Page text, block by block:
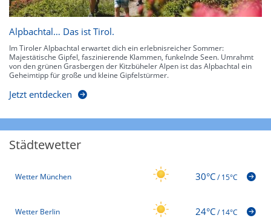
Alpbachtal… Das ist Tirol.
Im Tiroler Alpbachtal erwartet dich ein erlebnisreicher Sommer:
Majestätische Gipfel, faszinierende Klammen, funkelnde Seen. Umrahmt
von den grünen Grasbergen der Kitzbüheler Alpen ist das Alpbachtal ein
Geheimtipp für große und kleine Gipfelstürmer.
Jetzt entdecken
Städtewetter
Wetter München 30°C/15°C
Wetter Berlin 24°C/14°C